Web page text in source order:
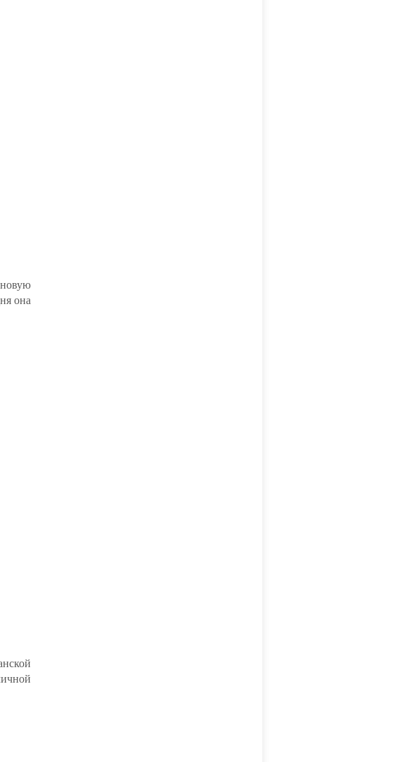
она